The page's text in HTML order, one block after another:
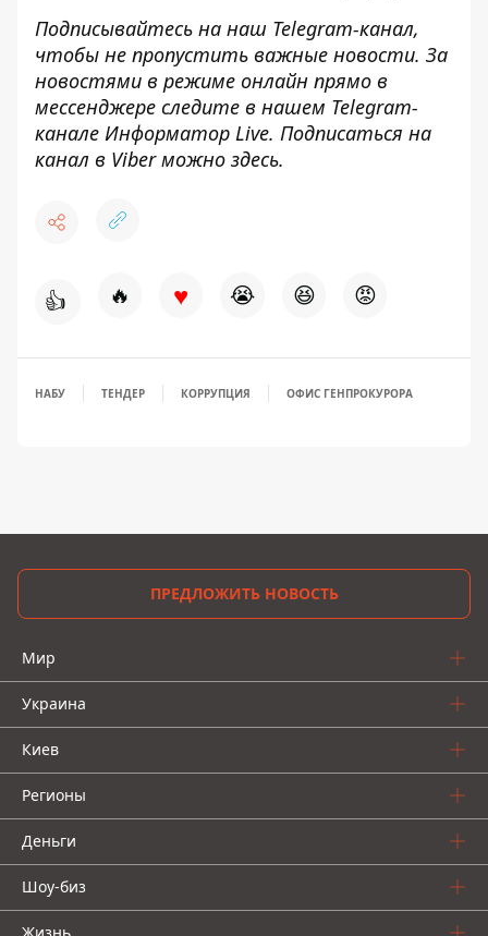
Подписывайтесь на наш Telegram-канал,
чтобы не пропустить важные новости. За
новостями в режиме онлайн прямо в
мессенджере следите в нашем Telegram-
канале Информатор Live. Подписаться на
канал в Viber можно здесь.
👍 🔥 ♥ 😭 😆 😡
НАБУ ТЕНДЕР КОРРУПЦИЯ ОФИС ГЕНПРОКУРОРА
ПРЕДЛОЖИТЬ НОВОСТЬ
Мир
Украина
Киев
Регионы
Деньги
Шоу-биз